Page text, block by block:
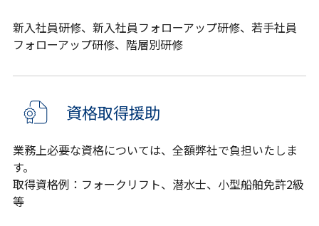
新入社員研修、新入社員フォローアップ研修、若手社員
フォローアップ研修、階層別研修
資格取得援助
業務上必要な資格については、全額弊社で負担いたしま
す。
取得資格例：フォークリフト、潜水士、小型船舶免許2級
等